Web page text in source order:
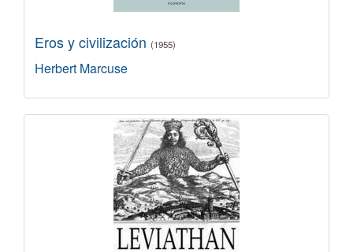
Eros y civilización (1955)
Herbert Marcuse